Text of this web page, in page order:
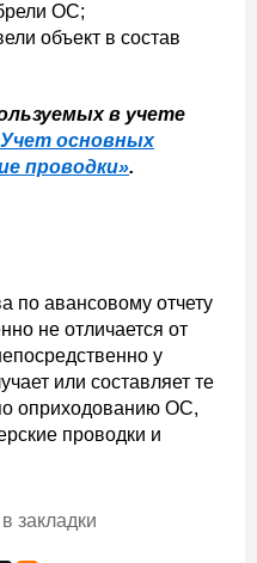
ОС;
объект в состав
в учете
основных
проводки».
по авансовому отчету
не отличается от
у
или составляет те
оприходованию ОС,
проводки и
закладки